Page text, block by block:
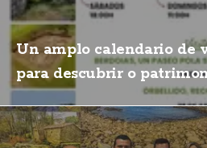
Un amplo calendario de
para descubrir o